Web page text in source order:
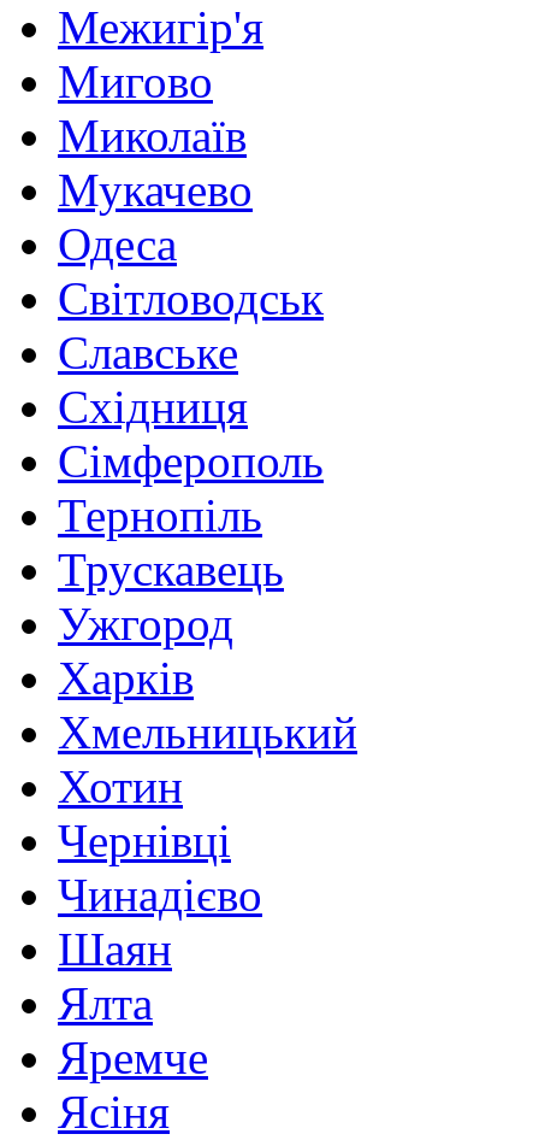
Межигір'я
Мигово
Миколаїв
Мукачево
Одеса
Світловодськ
Славське
Східниця
Сімферополь
Тернопіль
Трускавець
Ужгород
Харків
Хмельницький
Хотин
Чернівці
Чинадієво
Шаян
Ялта
Яремче
Ясіня